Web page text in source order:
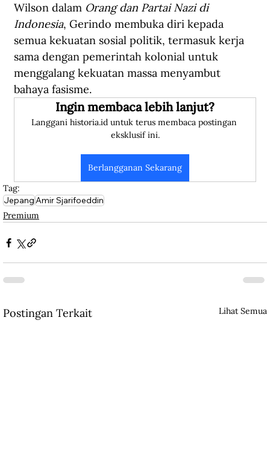
Wilson dalam Orang dan Partai Nazi di
Indonesia, Gerindo membuka diri kepada
semua kekuatan sosial politik, termasuk kerja
sama dengan pemerintah kolonial untuk
menggalang kekuatan massa menyambut
bahaya fasisme.
Ingin membaca lebih lanjut?
Langgani historia.id untuk terus membaca postingan
eksklusif ini.
Berlangganan Sekarang
Tag:
JepangAmir Sjarifoeddin
Premium
Postingan Terkait Lihat Semua